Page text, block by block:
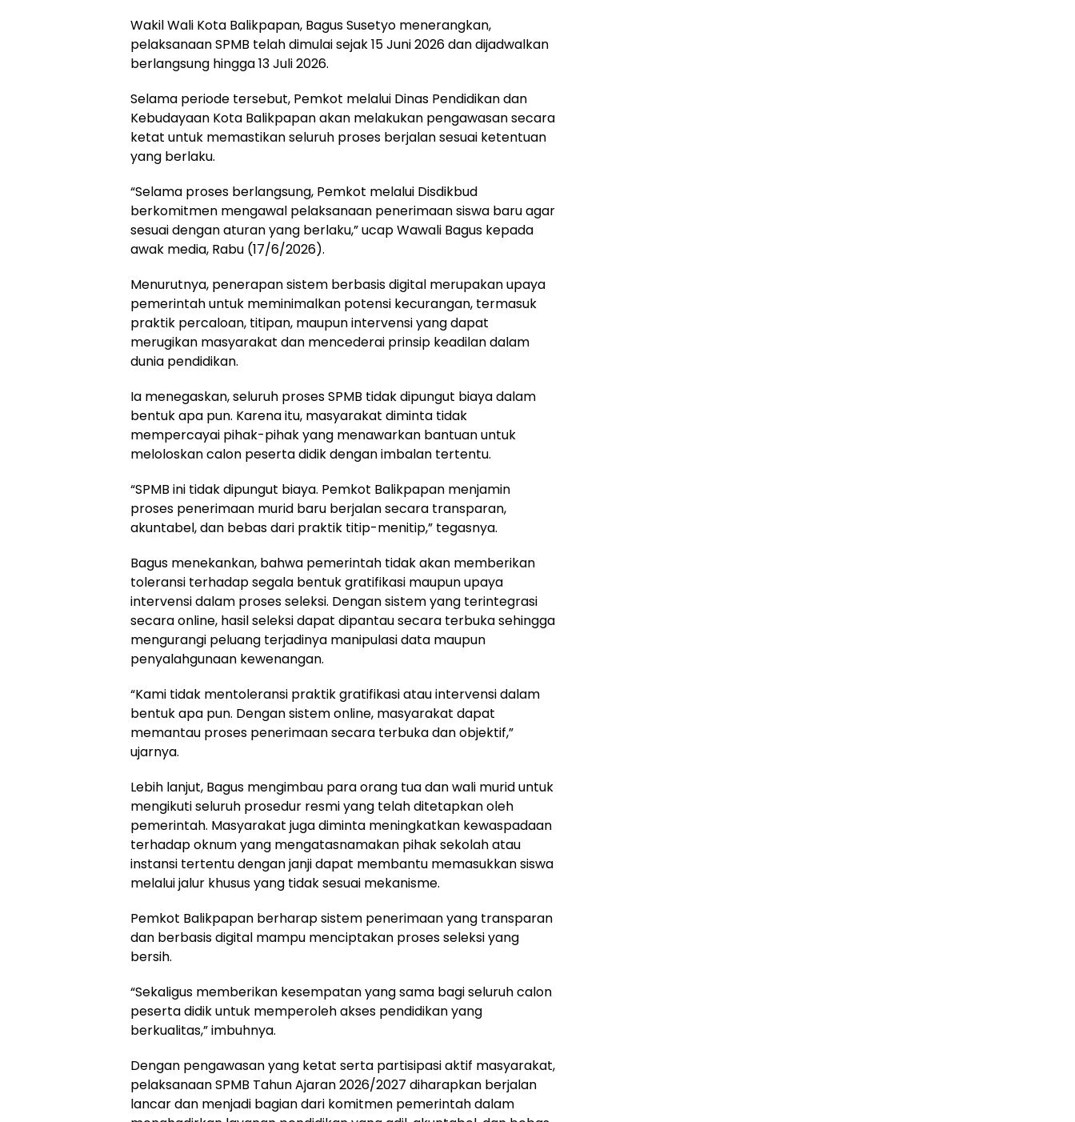
Wakil Wali Kota Balikpapan, Bagus Susetyo menerangkan,
pelaksanaan SPMB telah dimulai sejak 15 Juni 2026 dan dijadwalkan
berlangsung hingga 13 Juli 2026.
Selama periode tersebut, Pemkot melalui Dinas Pendidikan dan
Kebudayaan Kota Balikpapan akan melakukan pengawasan secara
ketat untuk memastikan seluruh proses berjalan sesuai ketentuan
yang berlaku.
“Selama proses berlangsung, Pemkot melalui Disdikbud
berkomitmen mengawal pelaksanaan penerimaan siswa baru agar
sesuai dengan aturan yang berlaku,” ucap Wawali Bagus kepada
awak media, Rabu (17/6/2026).
Menurutnya, penerapan sistem berbasis digital merupakan upaya
pemerintah untuk meminimalkan potensi kecurangan, termasuk
praktik percaloan, titipan, maupun intervensi yang dapat
merugikan masyarakat dan mencederai prinsip keadilan dalam
dunia pendidikan.
Ia menegaskan, seluruh proses SPMB tidak dipungut biaya dalam
bentuk apa pun. Karena itu, masyarakat diminta tidak
mempercayai pihak-pihak yang menawarkan bantuan untuk
meloloskan calon peserta didik dengan imbalan tertentu.
“SPMB ini tidak dipungut biaya. Pemkot Balikpapan menjamin
proses penerimaan murid baru berjalan secara transparan,
akuntabel, dan bebas dari praktik titip-menitip,” tegasnya.
Bagus menekankan, bahwa pemerintah tidak akan memberikan
toleransi terhadap segala bentuk gratifikasi maupun upaya
intervensi dalam proses seleksi. Dengan sistem yang terintegrasi
secara online, hasil seleksi dapat dipantau secara terbuka sehingga
mengurangi peluang terjadinya manipulasi data maupun
penyalahgunaan kewenangan.
“Kami tidak mentoleransi praktik gratifikasi atau intervensi dalam
bentuk apa pun. Dengan sistem online, masyarakat dapat
memantau proses penerimaan secara terbuka dan objektif,”
ujarnya.
Lebih lanjut, Bagus mengimbau para orang tua dan wali murid untuk
mengikuti seluruh prosedur resmi yang telah ditetapkan oleh
pemerintah. Masyarakat juga diminta meningkatkan kewaspadaan
terhadap oknum yang mengatasnamakan pihak sekolah atau
instansi tertentu dengan janji dapat membantu memasukkan siswa
melalui jalur khusus yang tidak sesuai mekanisme.
Pemkot Balikpapan berharap sistem penerimaan yang transparan
dan berbasis digital mampu menciptakan proses seleksi yang
bersih.
“Sekaligus memberikan kesempatan yang sama bagi seluruh calon
peserta didik untuk memperoleh akses pendidikan yang
berkualitas,” imbuhnya.
Dengan pengawasan yang ketat serta partisipasi aktif masyarakat,
pelaksanaan SPMB Tahun Ajaran 2026/2027 diharapkan berjalan
lancar dan menjadi bagian dari komitmen pemerintah dalam